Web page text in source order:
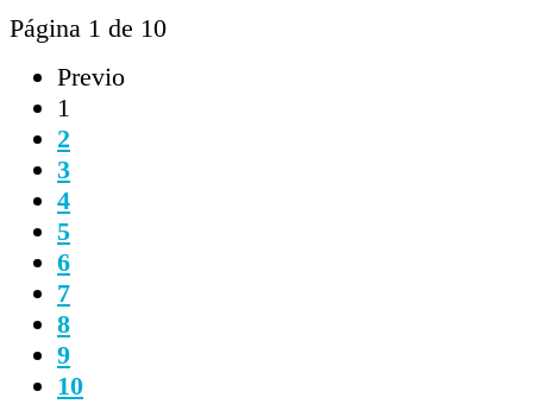
Página 1 de 10
Previo
1
2
3
4
5
6
7
8
9
10